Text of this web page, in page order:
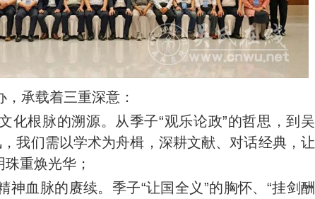
承载着三重深意：
化根脉的溯源。从季子“观乐论政”的哲思，到吴
，我们需以学术为舟楫，深耕文献、对话经典，让
重焕光华；
神血脉的赓续。季子“让国全义”的胸怀、“挂剑酬